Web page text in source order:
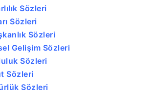
Sözleri
Sözleri
Sözleri
Gelişim Sözleri
Sözleri
Sözleri
Sözleri